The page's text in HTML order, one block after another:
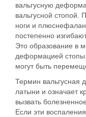
вальгусную
вальгусной стопой.
ноги и
постепенно
Это образование в
деформацией
могут быть
Термин вальгусная
латыни и означает
вызвать
Если эти